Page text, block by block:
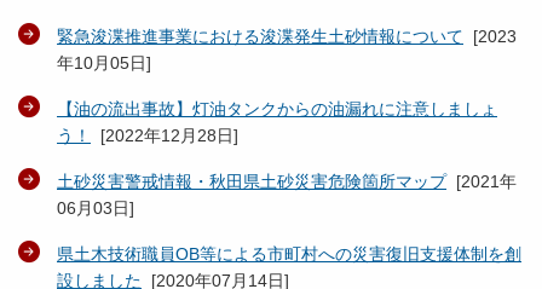
緊急浚渫推進事業における浚渫発生土砂情報について [2023
年10月05日]
【油の流出事故】灯油タンクからの油漏れに注意しましょ
う！
[2022年12月28日]
土砂災害警戒情報・秋田県土砂災害危険箇所マップ[2021年
06月03日]
県土木技術職員OB等による市町村への災害復旧支援体制を創
設しました [2020年07月14日]